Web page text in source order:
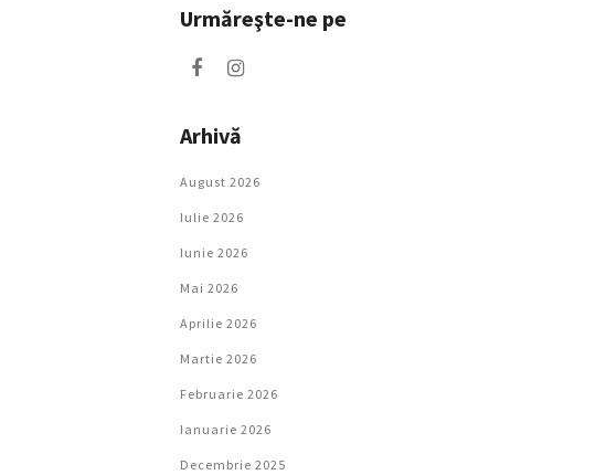
Urmăreşte-ne pe
Arhivă
August 2026
Iulie 2026
Iunie 2026
Mai 2026
Aprilie 2026
Martie 2026
Februarie 2026
Ianuarie 2026
Decembrie 2025